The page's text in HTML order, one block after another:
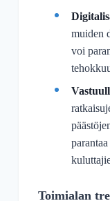
muiden
voi
Toimialan